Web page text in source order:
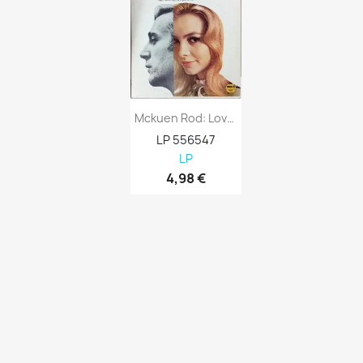
Mckuen Rod: Love’s Been Good To Me Kansi...
LP 556547
LP
4,98 €